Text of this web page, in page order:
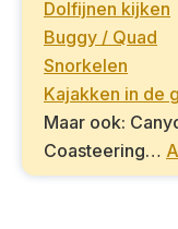
Dolfijnen kijken
Buggy / Quad
Snorkelen
Kajakken in de
Maar ook:
Coasteering…